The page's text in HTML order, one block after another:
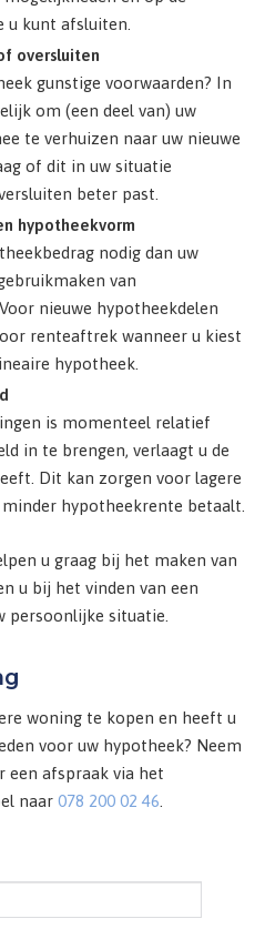
u kunt afsluiten.
oversluiten
gunstige voorwaarden? In
om (een deel van) uw
te verhuizen naar uw nieuwe
of dit in uw situatie
beter past.
hypotheekvorm
nodig dan uw
van
nieuwe hypotheekdelen
renteaftrek wanneer u kiest
hypotheek.
is momenteel relatief
in te brengen, verlaagt u de
Dit kan zorgen voor lagere
hypotheekrente betaalt.
u graag bij het maken van
u bij het vinden van een
persoonlijke situatie.
woning te kopen en heeft u
voor uw hypotheek? Neem
een afspraak via het
naar 078 200 02 46